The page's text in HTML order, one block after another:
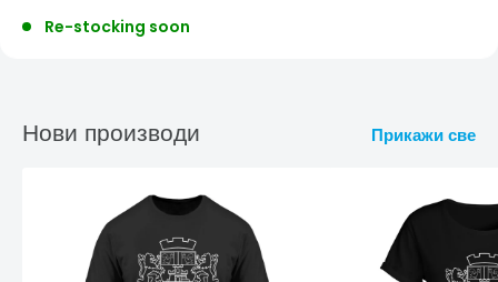
Re-stocking soon
Нови производи Прикажи све